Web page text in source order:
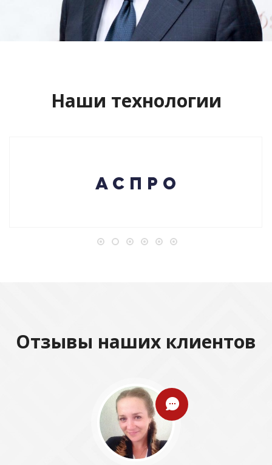
Наши технологии
Отзывы наших клиентов